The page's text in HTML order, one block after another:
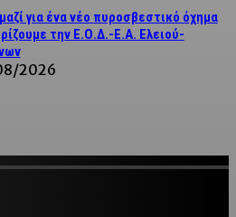
για ένα νέο πυροσβεστικό όχημα
την Ε.Ο.Δ.-Ε.Α. Ελειού-
2026